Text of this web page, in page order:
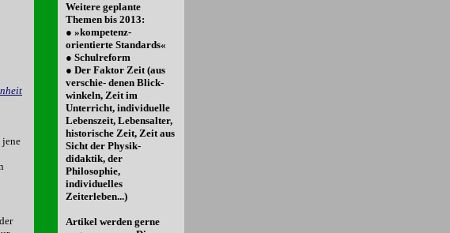
jene
Weitere geplante
Themen bis 2013:
● »kompetenz-
orientierte Standards«
● Schulreform
● Der Faktor Zeit (aus
verschie- denen Blick-
winkeln, Zeit im
Unterricht, individuelle
Lebenszeit, Lebensalter,
historische Zeit, Zeit aus
Sicht der Physik-
didaktik, der
Philosophie,
individuelles
Zeiterleben...)
Artikel werden gerne